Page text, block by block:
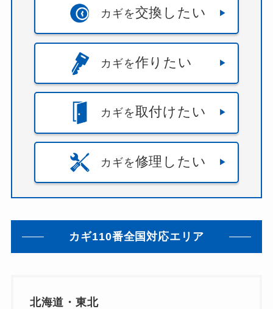
カギを交換したい
カギを作りたい
カギを取付けたい
カギを修理したい
カギ110番全国対応エリア
北海道・東北